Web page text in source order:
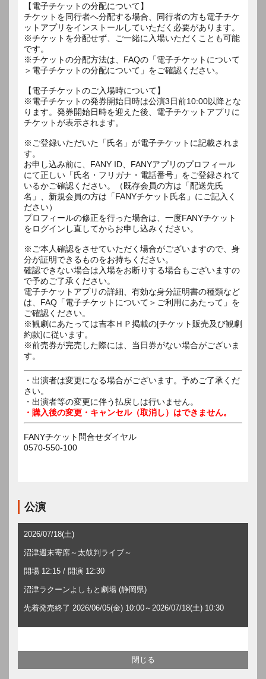
【電子チケットの分配について】
チケットを同行者へ分配する場合、同行者の方も電子チケ
ットアプリをインストールしていただく必要があります。
※チケットを分配せず、ご一緒に入場いただくことも可能
です。
※チケットの分配方法は、FAQの「電子チケットについて
＞電子チケットの分配について」をご確認ください。
【電子チケットのご入場時について】
※電子チケットの発券開始日時は公演3日前10:00以降とな
ります。発券開始日時を迎えた後、電子チケットアプリに
チケットが表示されます。
※ご登録いただいた「氏名」が電子チケットに記載されま
す。
お申し込み前に、FANY ID、FANYアプリのプロフィール
にて正しい「氏名・フリガナ・電話番号」をご登録されて
いるかご確認ください。（既存会員の方は「配送先氏
名」、新規会員の方は「FANYチケット氏名」にご記入く
ださい）
プロフィールの修正を行った場合は、一度FANYチケット
をログインし直してからお申し込みください。
※ご本人確認をさせていただく場合がございますので、身
分が証明できるものをお持ちください。
確認できない場合は入場をお断りする場合もございますの
で予めご了承ください。
電子チケットアプリの詳細、有効な身分証明書の種類など
は、FAQ「電子チケットについて＞ご利用にあたって」を
ご確認ください。
※観劇にあたっては吉本ＨＰ掲載の[チケット販売及び観劇
約款]に従います。
※前売券が完売した際には、当日券がない場合がございま
す。
・出演者は変更になる場合がございます。予めご了承くだ
さい。
・出演者等の変更に伴う払戻しは行いません。
・購入後の変更・キャンセル（取消し）はできません。
FANYチケット問合せダイヤル
0570-550-100
公演
2026/07/18(土)
沼津週末寄席～太鼓判ライブ～
開場 12:15 / 開演 12:30
沼津ラクーンよしもと劇場 (静岡県)
先着発売終了 2026/06/05(金) 10:00～2026/07/18(土) 10:30